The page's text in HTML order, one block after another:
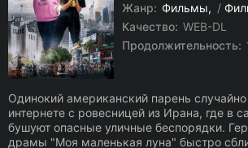
Жанр: Фильмы /
Качество: WEB-DL
Продолжительность:
Одинокий американский парень
интернете с ровесницей из Ирана, где в
бушуют опасные уличные беспорядки.
драмы "Моя маленькая луна" быстро